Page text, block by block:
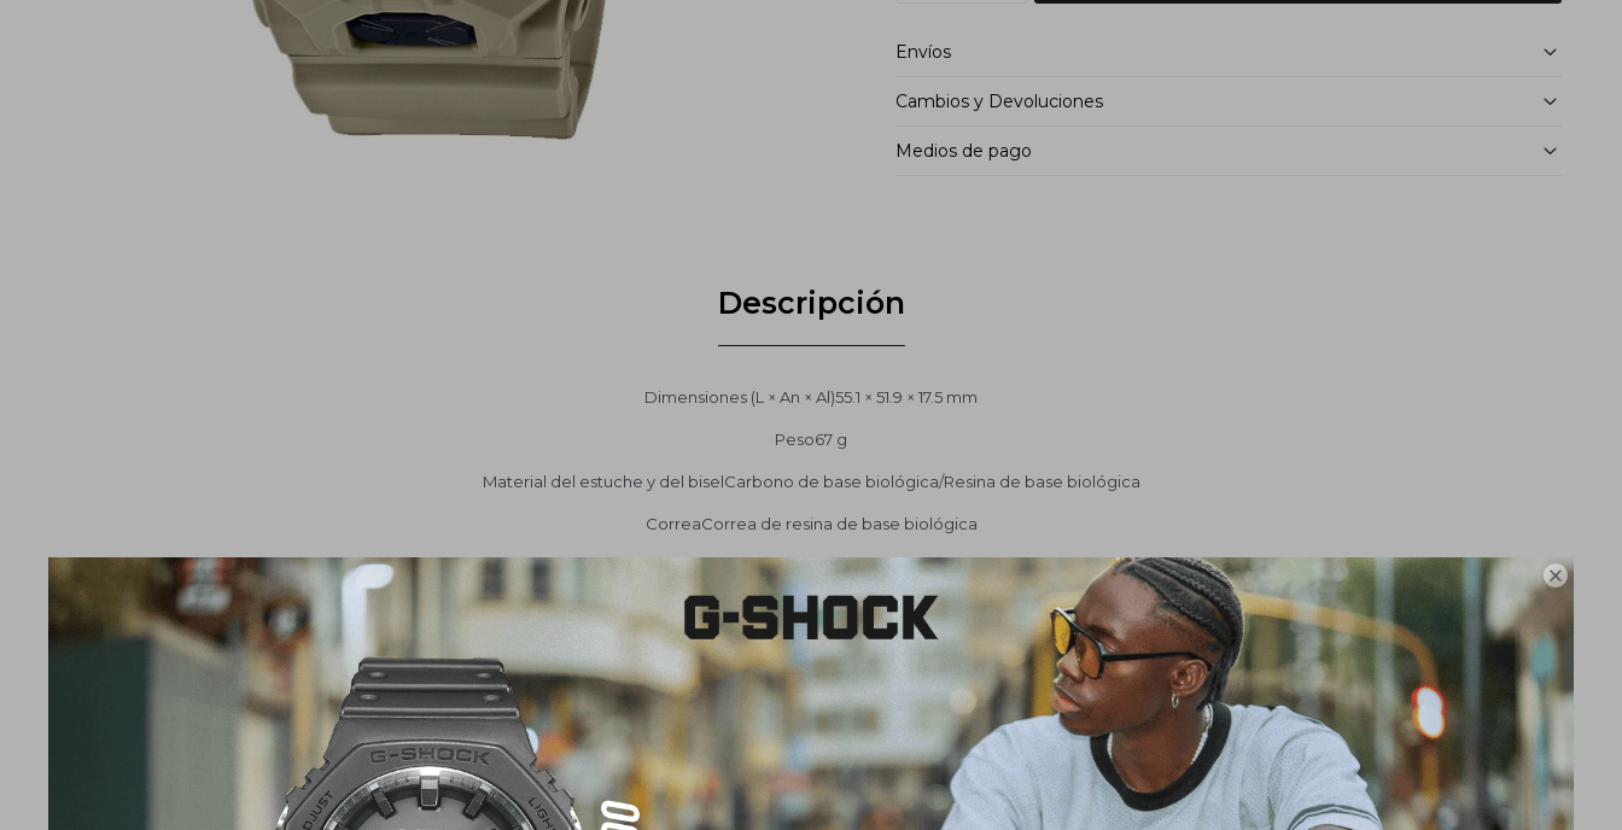

Envíos
Cambios y Devoluciones
Medios de pago
Descripción
Dimensiones (L × An × Al)55.1 × 51.9 × 17.5 mm
Peso67 g
Material del estuche y del biselCarbono de base biológica/Resina de base biológica
CorreaCorrea de resina de base biológica
EnsamblajeResistente a golpesEstructura Carbon Core Guard
Resistencia al aguaResistencia al agua hasta una profundidad de 20 bares
Fuente de alimentación y duración de la bateríaDuración aproximada de la batería: 10 años en CR2025
VidrioCristal mineral
Tamaño de banda compatibleDe 145 a 215 mm
OtrosNeobrite
Hora mundialHora mundial 31 zonas horarias (48 ciudades + hora universal coordinada),